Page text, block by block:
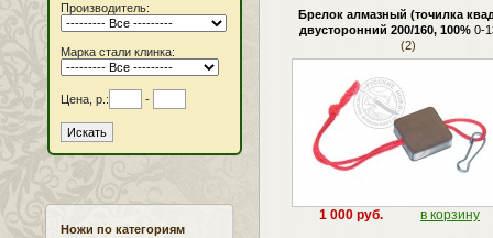
Производитель:
Марка стали клинка:
Цена, р.: -
Ножи по категориям
Брелок алмазный (точилка
двусторонний 200/160, 100%0-
(2)
1 000 руб. в корзину